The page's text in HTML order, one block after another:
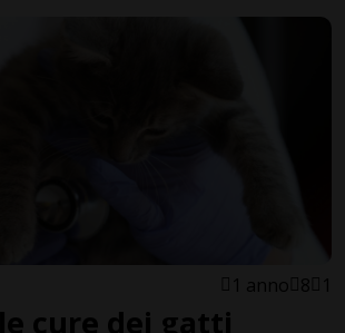
1 anno 8 1
cure dei gatti